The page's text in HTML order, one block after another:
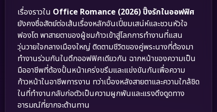
เรื่องราวใน Office Romance (2026) ปิ๊งรักในออฟฟิศ
ยังคงซื่อสัตย์ต่อเส้นเรื่องหลักอันเปี่ยมเสน่ห์และชวนหัวใจ
ฟองโต พาสายตาของผู้ชมก้าวเข้าสู่โลกการทำงานที่แสน
วุ่นวายใจกลางเมืองใหญ่ ติดตามชีวิตของคู่พระนางที่ต้องมา
ทำงานร่วมกันในตึกออฟฟิศเดียวกัน ฉากหน้าของความเป็น
มืออาชีพที่ต้องปั้นหน้าเคร่งขรึมและแข่งขันกันเพื่อความ
ก้าวหน้าในอาชีพการงาน ทว่าเบื้องหลังสายตาและความใกล้ชิด
ในที่ทำงานกลับก่อตัวเป็นความผูกพันและแรงดึงดูดทาง
อารมณ์ที่ยากจะต้านทาน